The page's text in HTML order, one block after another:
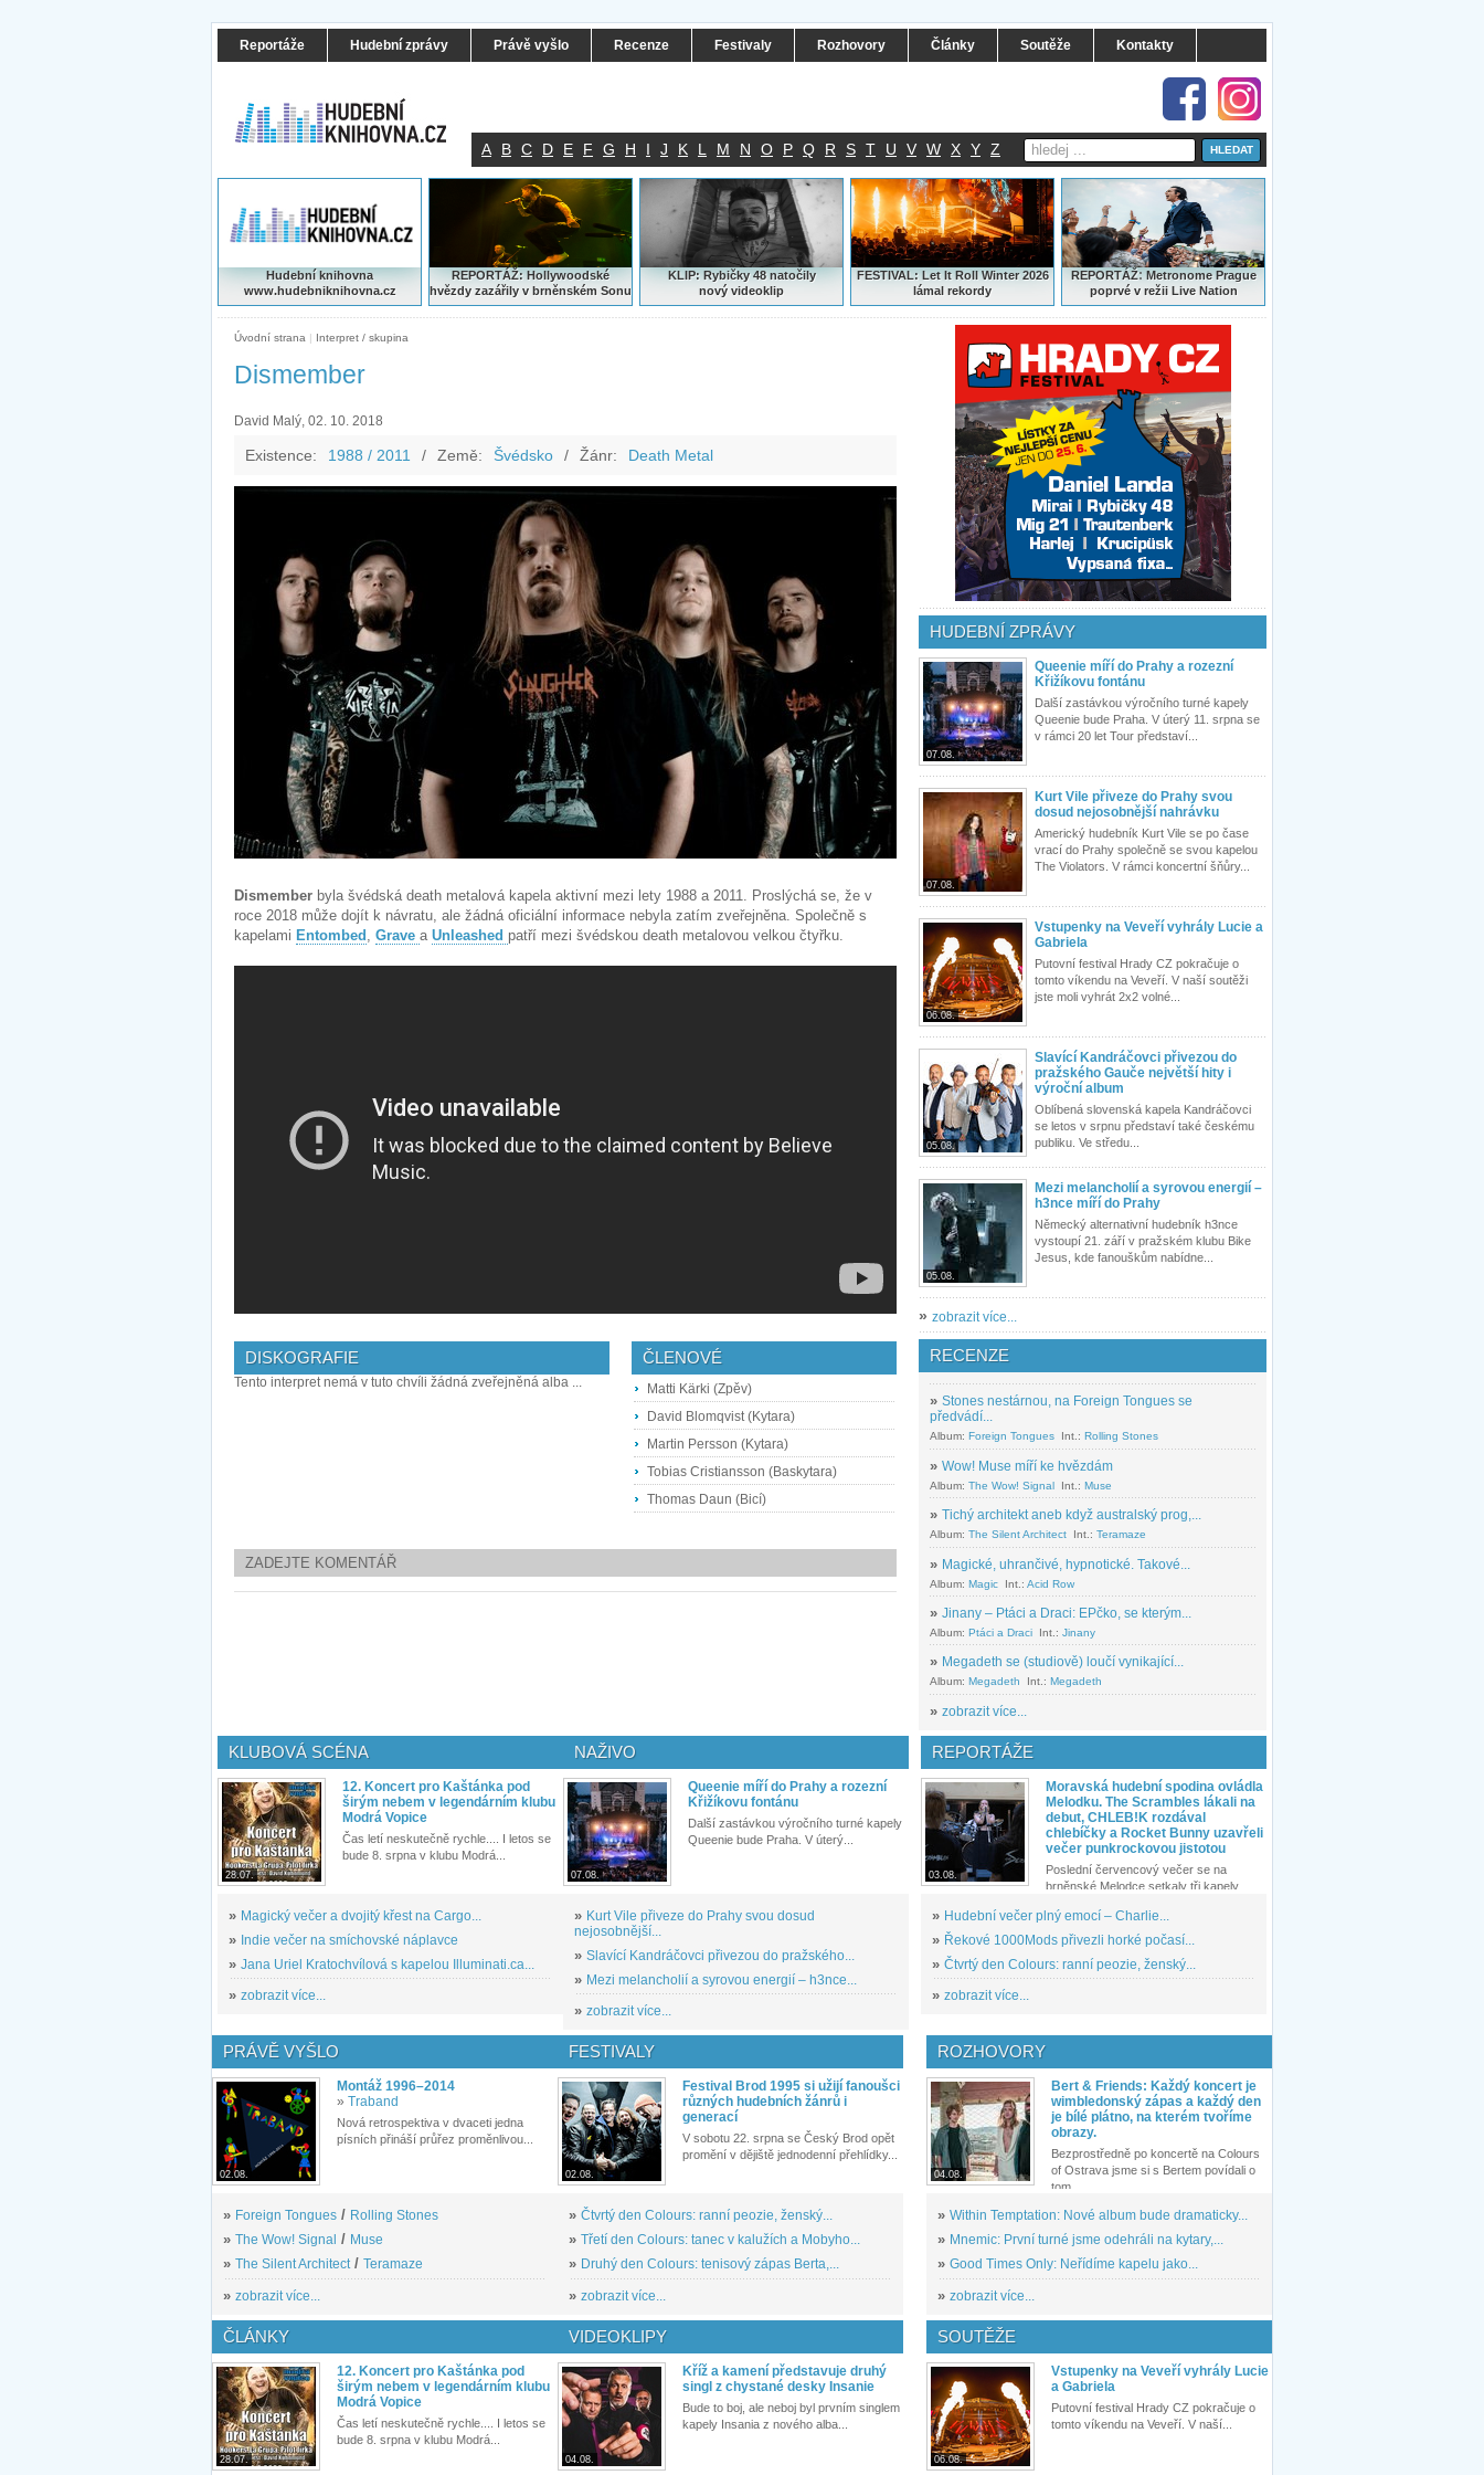
Reportáže Hudební zprávy Právě vyšlo Recenze Festivaly Rozhovory Články Soutěže Kontakty
A B C D E F G H I J K L M N O P Q R S T U V W X Y Z
Hudební knihovna
www.hudebniknihovna.cz
REPORTÁŽ: Hollywoodské
hvězdy zazářily v brněnském Sonu
KLIP: Rybičky 48 natočily
nový videoklip
FESTIVAL: Let It Roll Winter 2026
lámal rekordy
REPORTÁŽ:Metronome Prague
poprvé v režii Live Nation
Úvodní strana | Interpret / skupina
Dismember
David Malý, 02. 10. 2018
Existence: 1988 / 2011 / Země: Švédsko / Žánr: Death Metal
Dismember byla švédská death metalová kapela aktivní mezi lety 1988 a 2011. Proslýchá se, že v
roce 2018 může dojít k návratu, ale žádná oficiální informace nebyla zatím zveřejněna. Společně s
kapelami Entombed , Grave a Unleashed patří mezi švédskou death metalovou velkou čtyřku.
DISKOGRAFIE
Tento interpret nemá v tuto chvíli žádná zveřejněná alba ...
ČLENOVÉ
Matti Kärki (Zpěv)
David Blomqvist (Kytara)
Martin Persson (Kytara)
Tobias Cristiansson (Baskytara)
Thomas Daun (Bicí)
ZADEJTE KOMENTÁŘ
HUDEBNÍ ZPRÁVY
07.08.
Queenie míří do Prahy a rozezní
Křižíkovu fontánu
Další zastávkou výročního turné kapely
Queenie bude Praha. V úterý 11. srpna se
v rámci 20 let Tour představí...
07.08.
Kurt Vile přiveze do Prahy svou
dosud nejosobnější nahrávku
Americký hudebník Kurt Vile se po čase
vrací do Prahy společně se svou kapelou
The Violators. V rámci koncertní šňůry...
06.08.
Vstupenky na Veveří vyhrály Lucie a
Gabriela
Putovní festival Hrady CZ pokračuje o
tomto víkendu na Veveří. V naší soutěži
jste moli vyhrát 2x2 volné...
05.08.
Slavící Kandráčovci přivezou do
pražského Gauče největší hity i
výroční album
Oblíbená slovenská kapela Kandráčovci
se letos v srpnu představí také českému
publiku. Ve středu...
05.08.
Mezi melancholií a syrovou energií –
h3nce míří do Prahy
Německý alternativní hudebník h3nce
vystoupí 21. září v pražském klubu Bike
Jesus, kde fanouškům nabídne...
» zobrazit více...
RECENZE
» Stones nestárnou, na Foreign Tongues se
předvádí...
Album: Foreign Tongues Int.: Rolling Stones
» Wow! Muse míří ke hvězdám
Album: The Wow! Signal Int.: Muse
» Tichý architekt aneb když australský prog,...
Album: The Silent Architect Int.: Teramaze
» Magické, uhrančivé, hypnotické. Takové...
Album: Magic Int.: Acid Row
» Jinany – Ptáci a Draci: EPčko, se kterým...
Album: Ptáci a Draci Int.: Jinany
» Megadeth se (studiově) loučí vynikající...
Album: Megadeth Int.: Megadeth
» zobrazit více...
KLUBOVÁ SCÉNA
28.07.
12. Koncert pro Kaštánka pod
širým nebem v legendárním klubu
Modrá Vopice
Čas letí neskutečně rychle.... I letos se
bude 8. srpna v klubu Modrá...
» Magický večer a dvojitý křest na Cargo...
» Indie večer na smíchovské náplavce
» Jana Uriel Kratochvílová s kapelou Illuminati.ca...
» zobrazit více...
NAŽIVO
07.08.
Queenie míří do Prahy a rozezní
Křižíkovu fontánu
Další zastávkou výročního turné kapely
Queenie bude Praha. V úterý...
» Kurt Vile přiveze do Prahy svou dosud
nejosobnější...
» Slavící Kandráčovci přivezou do pražského...
» Mezi melancholií a syrovou energií – h3nce...
» zobrazit více...
REPORTÁŽE
03.08.
Moravská hudební spodina ovládla
Melodku. The Scrambles lákali na
debut, CHLEB!K rozdával
chlebíčky a Rocket Bunny uzavřeli
večer punkrockovou jistotou
Poslední červencový večer se na
brněnské Melodce setkaly tři kapely...
» Hudební večer plný emocí – Charlie...
» Řekové 1000Mods přivezli horké počasí...
» Čtvrtý den Colours: ranní peozie, ženský...
» zobrazit více...
PRÁVĚ VYŠLO
02.08.
Montáž 1996–2014
» Traband
Nová retrospektiva v dvaceti jedna
písních přináší průřez proměnlivou...
» Foreign Tongues / Rolling Stones
» The Wow! Signal / Muse
» The Silent Architect/ Teramaze
» zobrazit více...
FESTIVALY
02.08.
Festival Brod 1995 si užijí fanoušci
různých hudebních žánrů i
generací
V sobotu 22. srpna se Český Brod opět
promění v dějiště jednodenní přehlídky...
» Čtvrtý den Colours: ranní peozie, ženský...
» Třetí den Colours: tanec v kalužích a Mobyho...
» Druhý den Colours: tenisový zápas Berta,...
» zobrazit více...
ROZHOVORY
04.08.
Bert & Friends: Každý koncert je
wimbledonský zápas a každý den
je bílé plátno, na kterém tvoříme
obrazy.
Bezprostředně po koncertě na Colours
of Ostrava jsme si s Bertem povídali o
tom,...
» Within Temptation: Nové album bude dramaticky...
» Mnemic: První turné jsme odehráli na kytary,...
» Good Times Only: Neřídíme kapelu jako...
» zobrazit více...
ČLÁNKY
28.07.
12. Koncert pro Kaštánka pod
širým nebem v legendárním klubu
Modrá Vopice
Čas letí neskutečně rychle.... I letos se
bude 8. srpna v klubu Modrá...
VIDEOKLIPY
04.08.
Kříž a kamení představuje druhý
singl z chystané desky Insanie
Bude to boj, ale neboj byl prvním singlem
kapely Insania z nového alba...
SOUTĚŽE
06.08.
Vstupenky na Veveří vyhrály Lucie
a Gabriela
Putovní festival Hrady CZ pokračuje o
tomto víkendu na Veveří. V naší...